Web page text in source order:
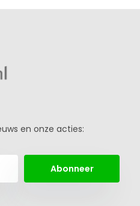
en onze acties:
Abonneer